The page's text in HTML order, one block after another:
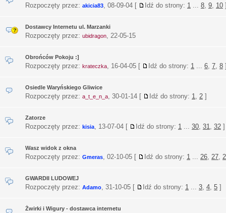
Rozpoczęty przez: akicia83, 08-09-04 [ Idź do strony: 1 ... 8, 9, 10
Dostawcy Internetu ul. Marzanki
Rozpoczęty przez: ubidragon, 22-05-15
Obrońców Pokoju :]
Rozpoczęty przez: krateczka, 16-04-05 [ Idź do strony: 1 ... 6, 7, 8
Osiedle Waryńskiego Gliwice
Rozpoczęty przez: a_t_e_n_a, 30-01-14 [ Idź do strony: 1, 2 ]
Zatorze
Rozpoczęty przez: kisia, 13-07-04 [ Idź do strony: 1 ... 30, 31, 32 ]
Wasz widok z okna
Rozpoczęty przez: Gmeras, 02-10-05 [ Idź do strony: 1 ... 26, 27,
GWARDII LUDOWEJ
Rozpoczęty przez: Adamo, 31-10-05 [ Idź do strony: 1 ... 3, 4, 5 ]
Żwirki i Wigury - dostawca internetu